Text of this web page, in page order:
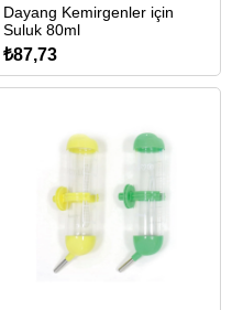
Dayang Kemirgenler için
Suluk 80ml
₺87,73